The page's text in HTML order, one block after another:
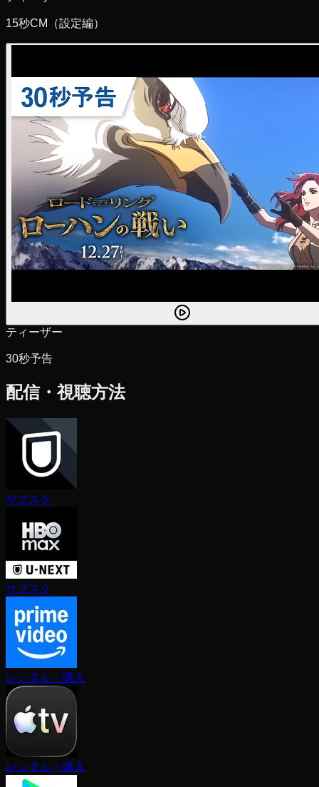
15秒CM（設定編）
ティーザー
30秒予告
配信・視聴方法
サブスク
サブスク
レンタル・購入
レンタル・購入